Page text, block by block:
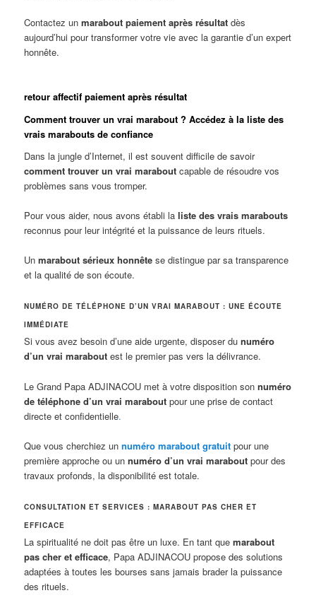
Contactez unmarabout paiement après résultat dès
aujourd’hui pour transformer votre vie avec la garantie d’un expert
honnête.
retour affectif paiement après résultat
Comment trouver un vrai marabout ? Accédez à la liste des
vrais marabouts de confiance
Dans la jungle d’Internet, il est souvent difficile de savoir
comment trouver un vrai marabout capable de résoudre vos
problèmes sans vous tromper.
Pour vous aider, nous avons établi laliste des vrais marabouts
reconnus pour leur intégrité et la puissance de leurs rituels.
Unmarabout sérieux honnête se distingue par sa transparence
et la qualité de son écoute.
NUMÉRO DE TÉLÉPHONE D’UN VRAI MARABOUT : UNE ÉCOUTE
IMMÉDIATE
Si vous avez besoin d’une aide urgente, disposer dunuméro
d’un vrai marabout est le premier pas vers la délivrance.
Le Grand Papa ADJINACOU met à votre disposition sonnuméro
de téléphone d’un vrai marabout pour une prise de contact
directe et confidentielle.
Que vous cherchiez unnuméro marabout gratuit pour une
première approche ou unnuméro d’un vrai marabout pour des
travaux profonds, la disponibilité est totale.
CONSULTATION ET SERVICES : MARABOUT PAS CHER ET
EFFICACE
La spiritualité ne doit pas être un luxe. En tant quemarabout
pas cher et efficace, Papa ADJINACOU propose des solutions
adaptées à toutes les bourses sans jamais brader la puissance
des rituels.